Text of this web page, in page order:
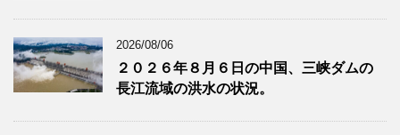
2026/08/06
２０２６年８月６日の中国、三峡ダムの
長江流域の洪水の状況。